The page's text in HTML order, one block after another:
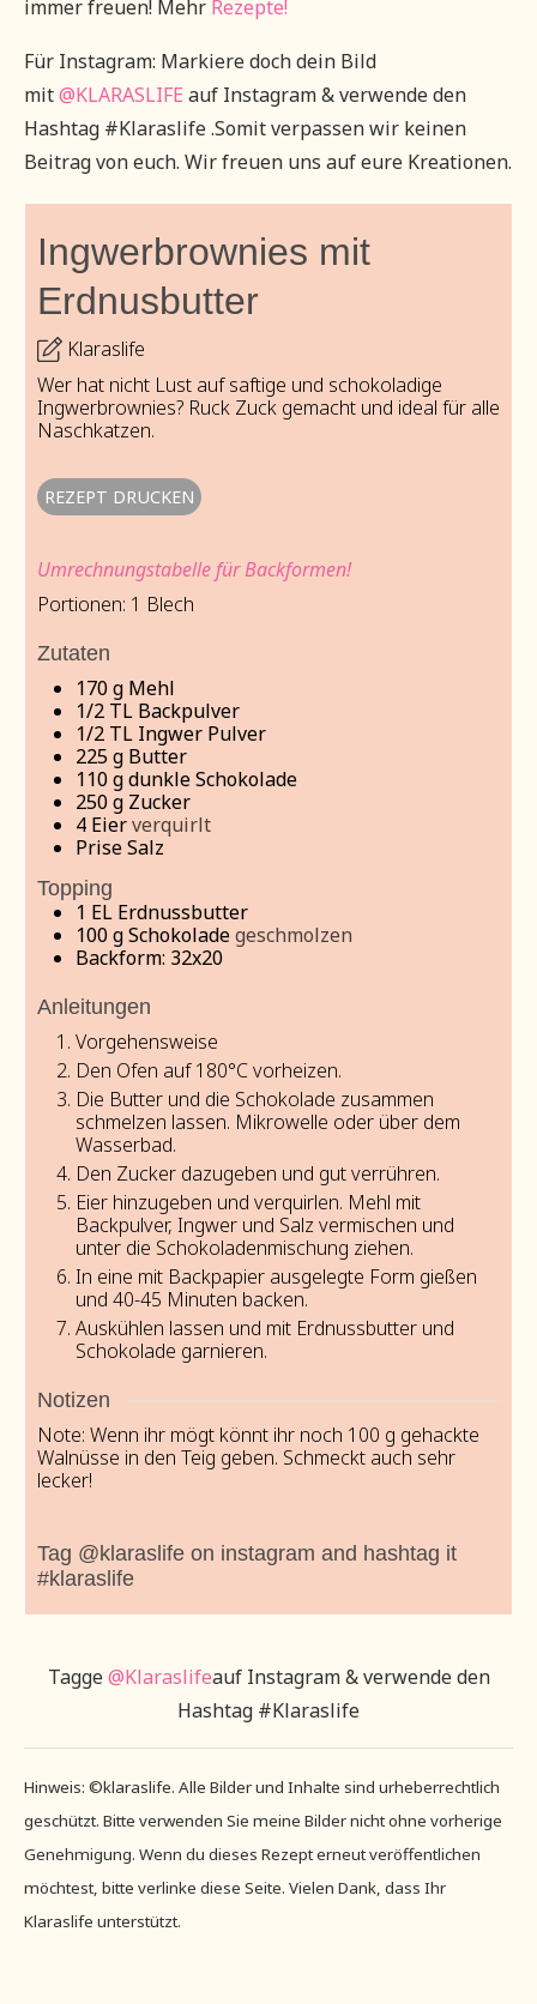
immer freuen! Mehr Rezepte!
Für Instagram: Markiere doch dein Bild
mit@KLARASLIFE auf Instagram & verwende den
Hashtag #Klaraslife .Somit verpassen wir keinen
Beitrag von euch. Wir freuen uns auf eure Kreationen.
Ingwerbrownies mit
Erdnusbutter
Klaraslife
Wer hat nicht Lust auf saftige und schokoladige
Ingwerbrownies? Ruck Zuck gemacht und ideal für alle
Naschkatzen.
REZEPT DRUCKEN
Umrechnungstabelle für Backformen!
Portionen: 1 Blech
Zutaten
170g Mehl
1/2 TL Backpulver
1/2 TL Ingwer Pulver
225g Butter
110gdunkle Schokolade
250g Zucker
4 Eierverquirlt
Prise Salz
Topping
1 EL Erdnussbutter
100gSchokoladegeschmolzen
Backform: 32x20
Anleitungen
Vorgehensweise
Den Ofen auf 180°C vorheizen.
Die Butter und die Schokolade zusammen
schmelzen lassen. Mikrowelle oder über dem
Wasserbad.
Den Zucker dazugeben und gut verrühren.
Eier hinzugeben und verquirlen. Mehl mit
Backpulver, Ingwer und Salz vermischen und
unter die Schokoladenmischung ziehen.
In eine mit Backpapier ausgelegte Form gießen
und 40-45 Minuten backen.
Auskühlen lassen und mit Erdnussbutter und
Schokolade garnieren.
Notizen
Note: Wenn ihr mögt könnt ihr noch 100 g gehackte
Walnüsse in den Teig geben. Schmeckt auch sehr
lecker!
Tag @klaraslife on instagram and hashtag it
#klaraslife
Tagge@Klaraslifeauf Instagram & verwende den
Hashtag #Klaraslife
Hinweis: ©klaraslife. Alle Bilder und Inhalte sind urheberrechtlich
geschützt. Bitte verwenden Sie meine Bilder nicht ohne vorherige
Genehmigung. Wenn du dieses Rezept erneut veröffentlichen
möchtest, bitte verlinke diese Seite. Vielen Dank, dass Ihr
Klaraslife unterstützt.